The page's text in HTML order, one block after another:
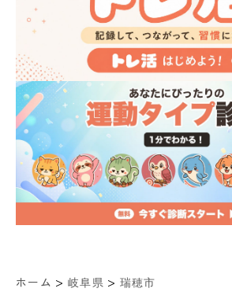
ホーム > 岐阜県 > 瑞穂市